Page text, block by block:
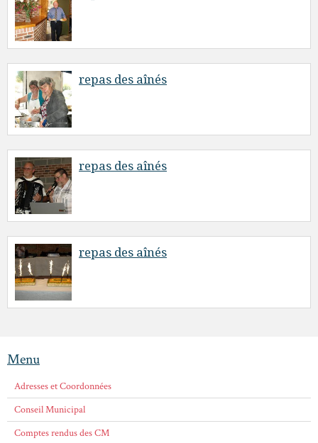
repas des aînés
repas des aînés
repas des aînés
Menu
Adresses et Coordonnées
Conseil Municipal
Comptes rendus des CM